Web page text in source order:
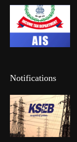
Notifications